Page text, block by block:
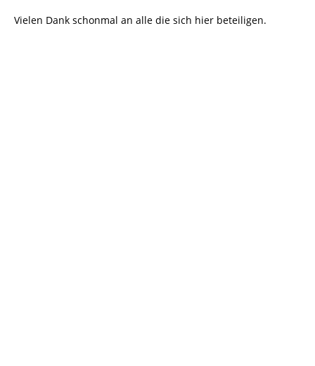
Vielen Dank schonmal an alle die sich hier beteiligen.